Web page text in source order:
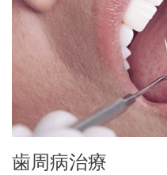
歯周病治療